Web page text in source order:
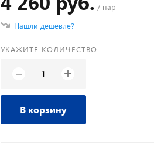
/ пар
Нашли дешевле?
УКАЖИТЕ КОЛИЧЕСТВО
− +
В корзину